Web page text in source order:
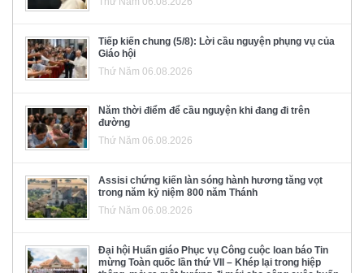
Tiếp kiến chung (5/8): Lời cầu nguyện phụng vụ của
Giáo hội
Thứ Năm 06.08.2026
Năm thời điểm để cầu nguyện khi đang đi trên
đường
Thứ Năm 06.08.2026
Assisi chứng kiến làn sóng hành hương tăng vọt
trong năm kỷ niệm 800 năm Thánh
Thứ Năm 06.08.2026
Đại hội Huấn giáo Phục vụ Công cuộc loan báo Tin
mừng Toàn quốc lần thứ VII – Khép lại trong hiệp